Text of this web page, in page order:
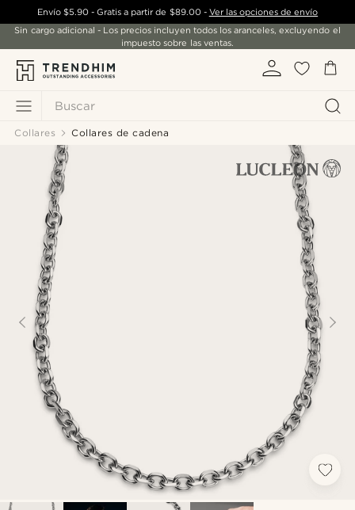
Buscar
Envío $5.90- Gratis a partir de $89.00- Ver las opciones de envío
Sin cargo adicional - Los precios incluyen todos los aranceles, excluyendo el
impuesto sobre las ventas.
Collares Collares de cadena